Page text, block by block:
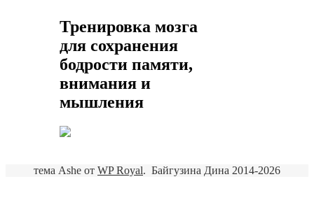
Тренировка мозга
для сохранения
бодрости памяти,
внимания и
мышления
Байгузина Дина 2014-2026
тема Ashe от WP Royal.